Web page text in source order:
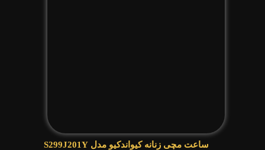
ساعت مچی زنانه کیواندکیو مدل S299J201Y